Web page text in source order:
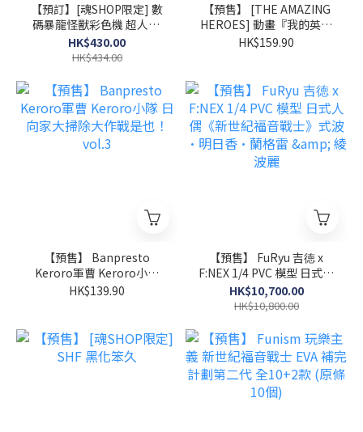
【預訂】[魂SHOP限定] 數
碼暴龍怪獸彩色機 超人60
週年
HK$430.00
HK$434.00
【預售】 [THE AMAZING
HEROES] 動畫『我的英雄
學院』10周年
HK$159.90
【預售】 Banpresto
Keroro軍曹 Keroro小隊
日向家大掃除大作戰是也！
HK$139.90
【預售】 FuRyu 吉徳 x
F:NEX 1/4 PVC 模型 日式人
偶《新世紀福音戰士》式波
·明日香·蘭格雷 & 綾波
HK$10,700.00
HK$10,800.00